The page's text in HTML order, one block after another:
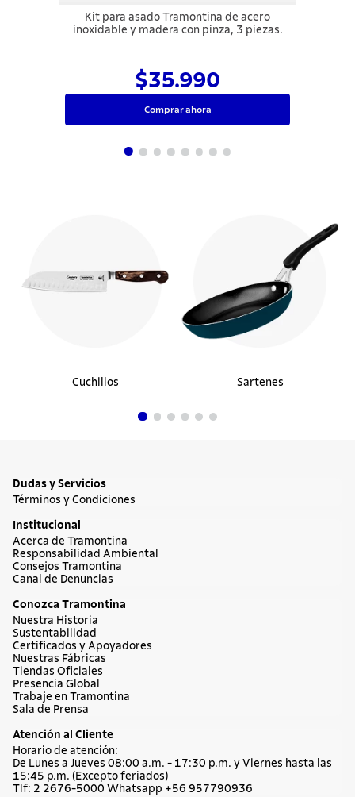
Kit para asado Tramontina de acero
inoxidable y madera con pinza, 3 piezas.
$35.990
Comprar ahora
Cuchillos Sartenes
Dudas y Servicios
Términos y Condiciones
Institucional
Acerca de Tramontina
Responsabilidad Ambiental
Consejos Tramontina
Canal de Denuncias
Conozca Tramontina
Nuestra Historia
Sustentabilidad
Certificados y Apoyadores
Nuestras Fábricas
Tiendas Oficiales
Presencia Global
Trabaje en Tramontina
Sala de Prensa
Atención al Cliente
Horario de atención:
De Lunes a Jueves 08:00 a.m. - 17:30 p.m. y Viernes hasta las
15:45 p.m. (Excepto feriados)
Tlf: 2 2676-5000 Whatsapp +56 957790936